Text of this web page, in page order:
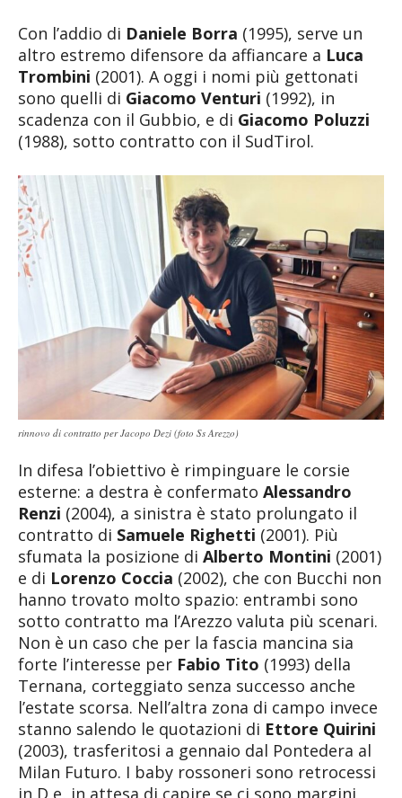
Con l’addio di Daniele Borra (1995), serve un
altro estremo difensore da affiancare a Luca
Trombini (2001). A oggi i nomi più gettonati
sono quelli di Giacomo Venturi (1992), in
scadenza con il Gubbio, e di Giacomo Poluzzi
(1988), sotto contratto con il SudTirol.
rinnovo di contratto per Jacopo Dezi (foto Ss Arezzo)
In difesa l’obiettivo è rimpinguare le corsie
esterne: a destra è confermato Alessandro
Renzi (2004), a sinistra è stato prolungato il
contratto di Samuele Righetti (2001). Più
sfumata la posizione di Alberto Montini (2001)
e di Lorenzo Coccia (2002), che con Bucchi non
hanno trovato molto spazio: entrambi sono
sotto contratto ma l’Arezzo valuta più scenari.
Non è un caso che per la fascia mancina sia
forte l’interesse per Fabio Tito (1993) della
Ternana, corteggiato senza successo anche
l’estate scorsa. Nell’altra zona di campo invece
stanno salendo le quotazioni di Ettore Quirini
(2003), trasferitosi a gennaio dal Pontedera al
Milan Futuro. I baby rossoneri sono retrocessi
in D e, in attesa di capire se ci sono margini